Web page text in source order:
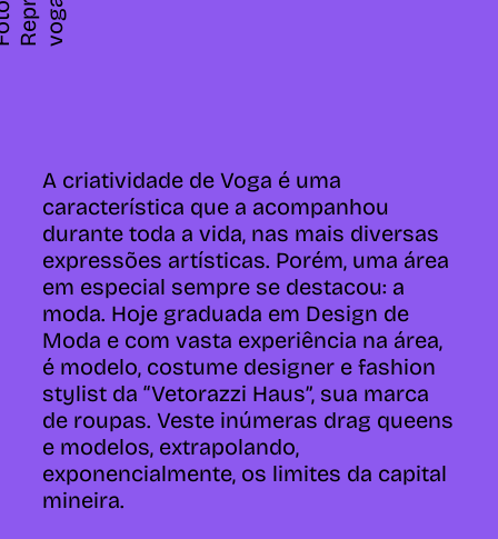
A criatividade de Voga é uma
característica que a acompanhou
durante toda a vida, nas mais diversas
expressões artísticas. Porém, uma área
em especial sempre se destacou: a
moda. Hoje graduada em Design de
Moda e com vasta experiência na área,
é modelo, costume designer e fashion
stylist da “Vetorazzi Haus”, sua marca
de roupas. Veste inúmeras drag queens
e modelos, extrapolando,
exponencialmente, os limites da capital
mineira.
a